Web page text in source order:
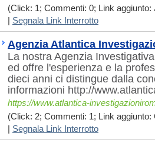
(Click: 1; Commenti: 0; Link aggiunto:
Segnala Link Interrotto
Agenzia Atlantica
La nostra Agenzia
ed offre l'esperienza e la
dieci anni ci distingue dalla
informazioni http://
https://www.atlantica-
(Click: 2; Commenti: 1; Link aggiunto:
Segnala Link Interrotto